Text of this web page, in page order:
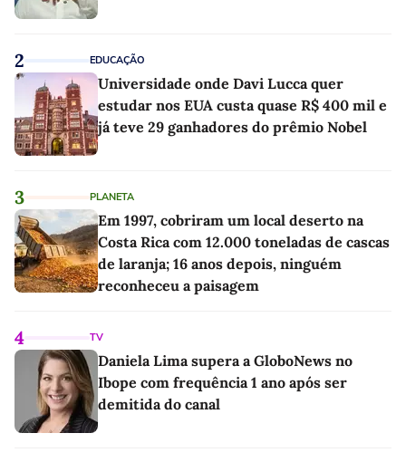
2 EDUCAÇÃO
Universidade onde Davi Lucca quer
estudar nos EUA custa quase R$ 400 mil e
já teve 29 ganhadores do prêmio Nobel
3 PLANETA
Em 1997, cobriram um local deserto na
Costa Rica com 12.000 toneladas de cascas
de laranja; 16 anos depois, ninguém
reconheceu a paisagem
4 TV
Daniela Lima supera a GloboNews no
Ibope com frequência 1 ano após ser
demitida do canal